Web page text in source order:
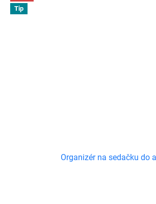
Tip
Organizér na sedačku do